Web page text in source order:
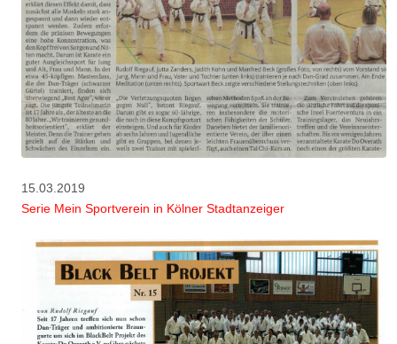
15.03.2019
Serie Mein Sportverein in Kölner Stadtanzeiger